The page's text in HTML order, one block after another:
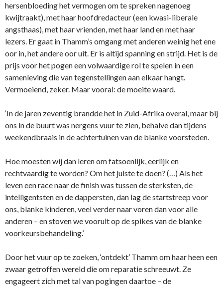
hersenbloeding het vermogen om te spreken nagenoeg
kwijtraakt), met haar hoofdredacteur (een kwasi-liberale
angsthaas), met haar vrienden, met haar land en met haar
lezers. Er gaat in Thamm’s omgang met anderen weinig het ene
oor in, het andere oor uit. Er is altijd spanning en strijd. Het is de
prijs voor het pogen een volwaardige rol te spelen in een
samenleving die van tegenstellingen aan elkaar hangt.
Vermoeiend, zeker. Maar vooral: de moeite waard.
‘In de jaren zeventig brandde het in Zuid-Afrika overal, maar bij
ons in de buurt was nergens vuur te zien, behalve dan tijdens
weekendbraais in de achtertuinen van de blanke voorsteden.
Hoe moesten wij dan leren om fatsoenlijk, eerlijk en
rechtvaardig te worden? Om het juiste te doen? (…) Als het
leven een race naar de finish was tussen de sterksten, de
intelligentsten en de dappersten, dan lag de startstreep voor
ons, blanke kinderen, veel verder naar voren dan voor alle
anderen – en stoven we vooruit op de spikes van de blanke
voorkeursbehandeling.’
Door het vuur op te zoeken, ‘ontdekt’ Thamm om haar heen een
zwaar getroffen wereld die om reparatie schreeuwt. Ze
engageert zich met tal van pogingen daartoe – de